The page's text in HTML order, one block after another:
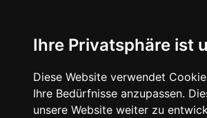
Ihre Privatsphäre ist
Diese Website verwendet
Ihre Bedürfnisse anzupassen.
unsere Website weiter zu